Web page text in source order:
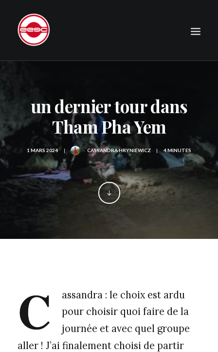
JOURNAL
PHOTOGRAPHIE
CONTACT
un dernier tour dans
Tham Pha Yem
1 MARS 2024 | CASSANDRA HRYNIEWICZ | 4 MINUTES
C
assandra : le choix est ardu
pour choisir quoi faire de la
journée et avec quel groupe
aller ! J’ai finalement choisi de partir